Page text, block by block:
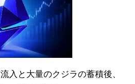
と大量のクジラの蓄積後、